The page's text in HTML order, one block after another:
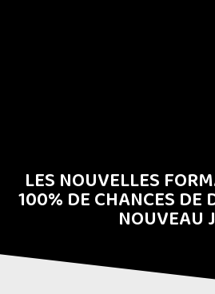
LES NOUVELLES
100% DE CHANCES DE
NOUVEAU